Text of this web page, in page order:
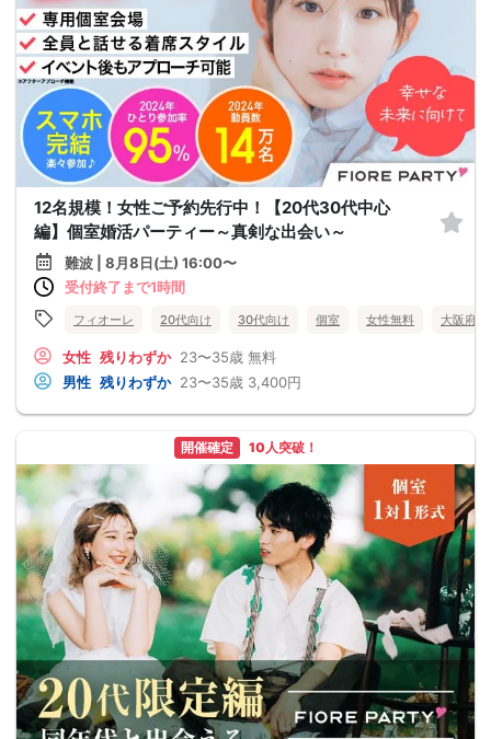
12名規模！女性ご予約先行中！【20代30代中心
編】個室婚活パーティー～真剣な出会い～
難波 | 8月8日(土) 16:00〜
受付終了まで1時間
フィオーレ 20代向け 30代向け 個室 女性無料 大阪府
女性 残りわずか 23〜35歳 無料
男性 残りわずか 23〜35歳 3,400円
開催確定 10人突破！